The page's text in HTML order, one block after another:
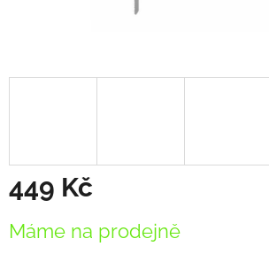
449 Kč
cena:
Máme na prodejně